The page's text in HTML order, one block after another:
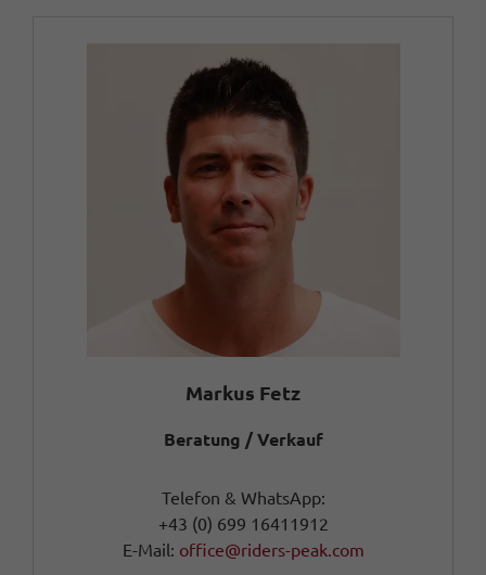
Markus Fetz
Beratung / Verkauf
Telefon & WhatsApp:
+43 (0) 699 16411912
E-Mail: office@riders-peak.com